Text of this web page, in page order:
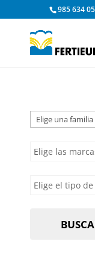
985 634
Elige las
Elige el tipo